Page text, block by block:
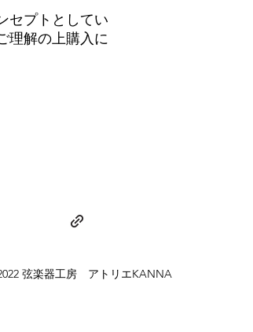
セプトとしてい
理解の上購入に
弦楽器工房 アトリエKANNA